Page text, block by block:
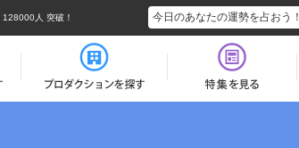
128000人 突破！ 今日のあなたの運勢を占おう！